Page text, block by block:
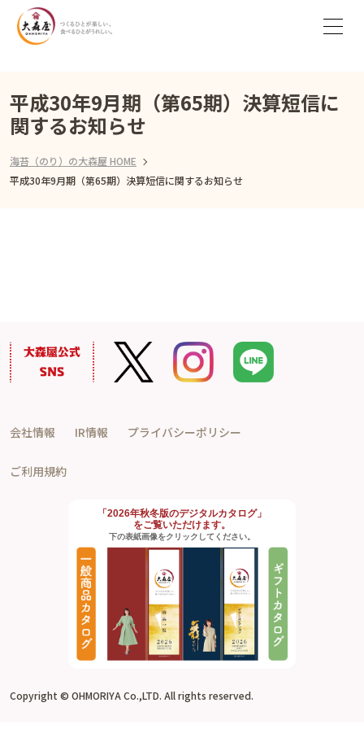
平成30年9月期（第65期）決算短信に
関するお知らせ
海苔（のり）の大森屋 HOME
平成30年9月期（第65期）決算短信に関するお知らせ
会社情報 IR情報 プライバシーポリシー
ご利用規約
「2026年秋冬版のデジタルカタログ」
をご覧いただけます。
下の表紙画像をクリックしてください。
Copyright © OHMORIYA Co.,LTD. All rights reserved.